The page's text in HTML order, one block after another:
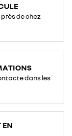
de chez
dans les
EN